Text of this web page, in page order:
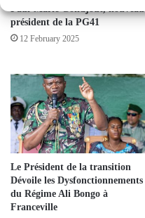
Paul-Marie Gondjout, nouveau
président de la PG41
12 February 2025
Le Président de la transition
Dévoile les Dysfonctionnements
du Régime Ali Bongo à
Franceville